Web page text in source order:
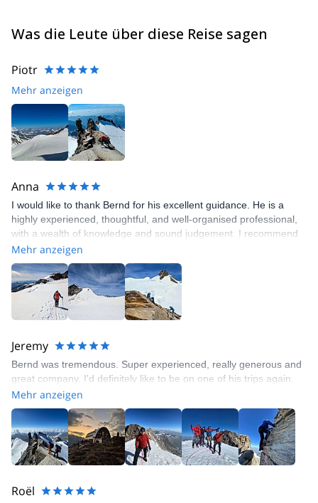
Was die Leute über diese Reise sagen
Piotr
Mehr anzeigen
Anna
I would like to thank Bernd for his excellent guidance. He is a
highly experienced, thoughtful, and well-organised professional,
with a wealth of knowledge and sound judgement. I recommend
him wholeheartedly.
Mehr anzeigen
Jeremy
Bernd was tremendous. Super experienced, really generous and
great company. I'd definitely like to be on one of his trips again.
Mehr anzeigen
Roël